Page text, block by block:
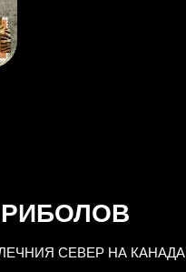
СЕВЕР НА КАНАДА